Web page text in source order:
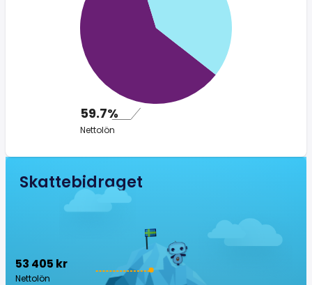
59.7%
Nettolön
Skattebidraget
53 405 kr
Nettolön